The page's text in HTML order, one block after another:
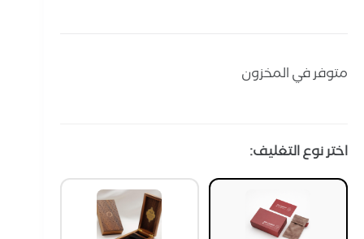
متوفر في المخزون
اختر نوع التغليف: